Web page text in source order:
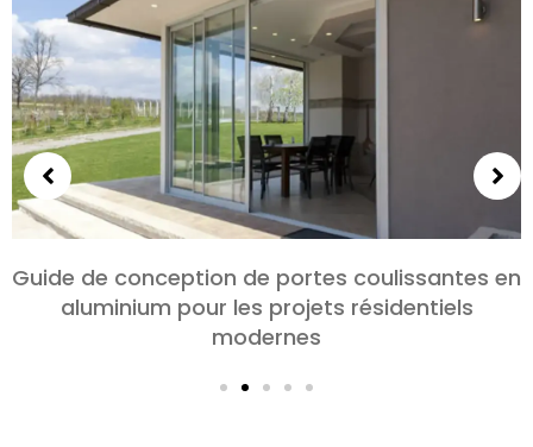
Choisir des portes en aluminium pour les
chambres et les salons: Confort, Style, et
confidentialité